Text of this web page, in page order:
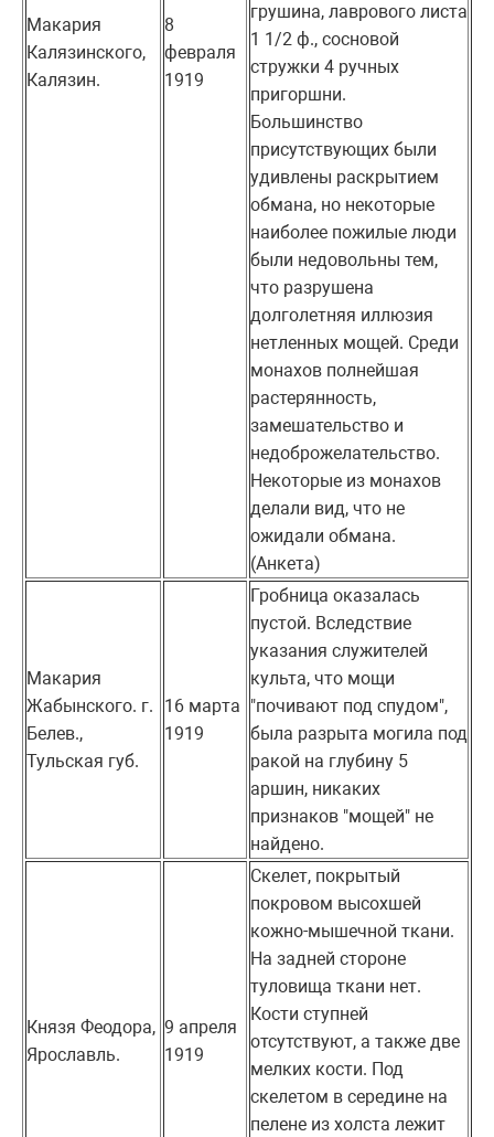
Макария
Калязинского,
Калязин.
8
февраля
1919
грушина, лаврового листа
1 1/2 ф., сосновой
стружки 4 ручных
пригоршни.
Большинство
присутствующих были
удивлены раскрытием
обмана, но некоторые
наиболее пожилые люди
были недовольны тем,
что разрушена
долголетняя иллюзия
нетленных мощей. Среди
монахов полнейшая
растерянность,
замешательство и
недоброжелательство.
Некоторые из монахов
делали вид, что не
ожидали обмана.
(Анкета)
Макария
Жабынского. г.
Белев.,
Тульская губ.
16 марта
1919
Гробница оказалась
пустой. Вследствие
указания служителей
культа, что мощи
"почивают под спудом",
была разрыта могила под
ракой на глубину 5
аршин, никаких
признаков "мощей" не
найдено.
Князя Феодора,
Ярославль.
9 апреля
1919
Скелет, покрытый
покровом высохшей
кожно-мышечной ткани.
На задней стороне
туловища ткани нет.
Кости ступней
отсутствуют, а также две
мелких кости. Под
скелетом в середине на
пелене из холста лежит